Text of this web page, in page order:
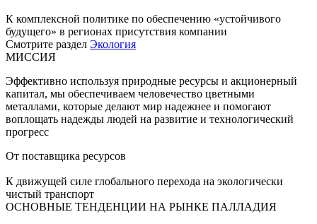
К комплексной политике по обеспечению «устойчивого
будущего» в регионах присутствия компании
Смотрите раздел Экология
МИССИЯ
Эффективно используя природные ресурсы и акционерный
капитал, мы обеспечиваем человечество цветными
металлами, которые делают мир надежнее и помогают
воплощать надежды людей на развитие и технологический
прогресс
От поставщика ресурсов
К движущей силе глобального перехода на экологически
чистый транспорт
ОСНОВНЫЕ ТЕНДЕНЦИИ НА РЫНКЕ ПАЛЛАДИЯ